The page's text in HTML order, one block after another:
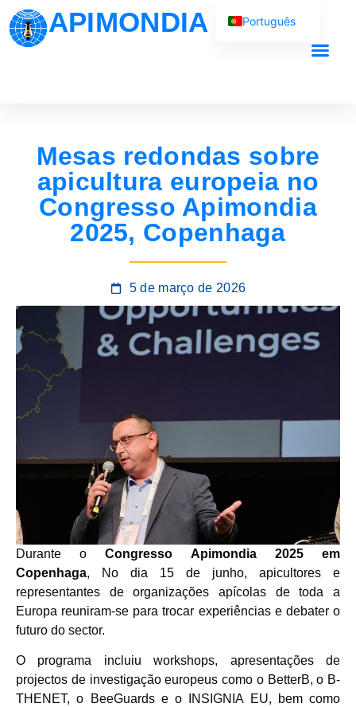
APIMONDIA
Mesas redondas sobre
apicultura europeia no
Congresso Apimondia
2025, Copenhaga
5 de março de 2026
Durante oCongresso Apimondia 2025 em
Copenhaga, No dia 15 de junho, apicultores e
representantes de organizações apícolas de toda a
Europa reuniram-se para trocar experiências e debater o
futuro do sector.
O programa incluiu workshops, apresentações de
projectos de investigação europeus como o BetterB, o B-
THENET, o BeeGuards e o INSIGNIA EU, bem como
Português
Русский